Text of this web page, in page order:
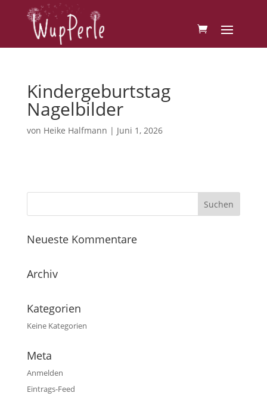
Kindergeburtstag
Nagelbilder
von Heike Halfmann | Juni 1, 2026
Neueste Kommentare
Archiv
Kategorien
Keine Kategorien
Meta
Anmelden
Eintrags-Feed